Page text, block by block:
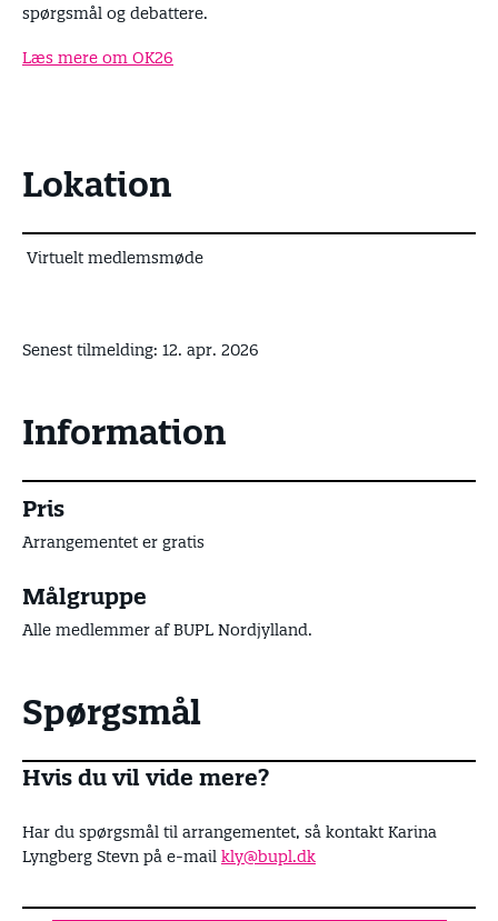
spørgsmål og debattere.
Læs mere om OK26
Lokation
Virtuelt medlemsmøde
Senest tilmelding: 12. apr. 2026
Information
Pris
Arrangementet er gratis
Målgruppe
Alle medlemmer af BUPL Nordjylland.
Spørgsmål
Hvis du vil vide mere?
Har du spørgsmål til arrangementet, så kontakt Karina
Lyngberg Stevn på e-mail kly@bupl.dk